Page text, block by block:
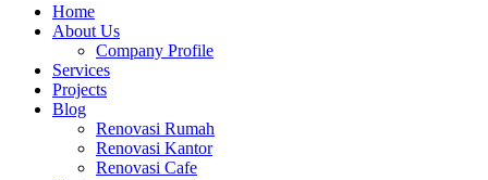
Home
About Us
Company Profile
Services
Projects
Blog
Renovasi Rumah
Renovasi Kantor
Renovasi Cafe